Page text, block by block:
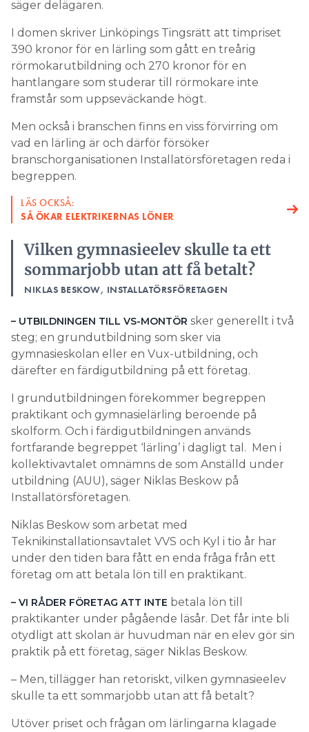
säger delägaren.
I domen skriver Linköpings Tingsrätt att timpriset
390 kronor för en lärling som gått en treårig
rörmokarutbildning och 270 kronor för en
hantlangare som studerar till rörmokare inte
framstår som uppseväckande högt.
Men också i branschen finns en viss förvirring om
vad en lärling är och därför försöker
branschorganisationen Installatörsföretagen reda i
begreppen.
LÄS OCKSÅ:
SÅ ÖKAR ELEKTRIKERNAS LÖNER
Vilken gymnasieelev skulle ta ett
sommarjobb utan att få betalt?
NIKLAS BESKOW, INSTALLATÖRSFÖRETAGEN
– UTBILDNINGEN TILL VS-MONTÖR sker generellt i två
steg; en grundutbildning som sker via
gymnasieskolan eller en Vux-utbildning, och
därefter en färdigutbildning på ett företag.
I grundutbildningen förekommer begreppen
praktikant och gymnasielärling beroende på
skolform. Och i färdigutbildningen används
fortfarande begreppet ‘lärling’ i dagligt tal. Men i
kollektivavtalet omnämns de som Anställd under
utbildning (AUU), säger Niklas Beskow på
Installatörsföretagen.
Niklas Beskow som arbetat med
Teknikinstallationsavtalet VVS och Kyl i tio år har
under den tiden bara fått en enda fråga från ett
företag om att betala lön till en praktikant.
– VI RÅDER FÖRETAG ATT INTE betala lön till
praktikanter under pågående läsår. Det får inte bli
otydligt att skolan är huvudman när en elev gör sin
praktik på ett företag, säger Niklas Beskow.
– Men, tillägger han retoriskt, vilken gymnasieelev
skulle ta ett sommarjobb utan att få betalt?
Utöver priset och frågan om lärlingarna klagade